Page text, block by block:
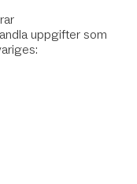
uppgifter som